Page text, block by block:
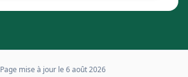
Page mise à jour le 6 août 2026